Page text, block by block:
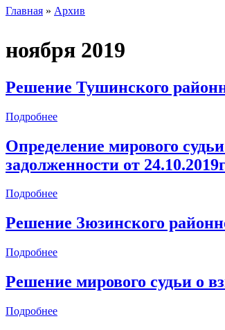
Главная » Архив
ноября 2019
Решение Тушинского
Подробнее
Определение мирового
задолженности от
Подробнее
Решение Зюзинского
Подробнее
Решение мирового судьи о
Подробнее